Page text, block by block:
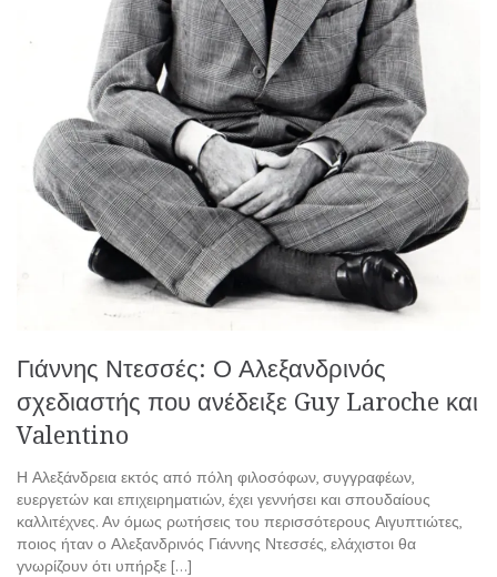
Γιάννης Ντεσσές: Ο Αλεξανδρινός
σχεδιαστής που ανέδειξε Guy Laroche και
Valentino
Η Αλεξάνδρεια εκτός από πόλη φιλοσόφων, συγγραφέων,
ευεργετών και επιχειρηματιών, έχει γεννήσει και σπουδαίους
καλλιτέχνες. Αν όμως ρωτήσεις του περισσότερους Αιγυπτιώτες,
ποιος ήταν ο Αλεξανδρινός Γιάννης Ντεσσές, ελάχιστοι θα
γνωρίζουν ότι υπήρξε […]